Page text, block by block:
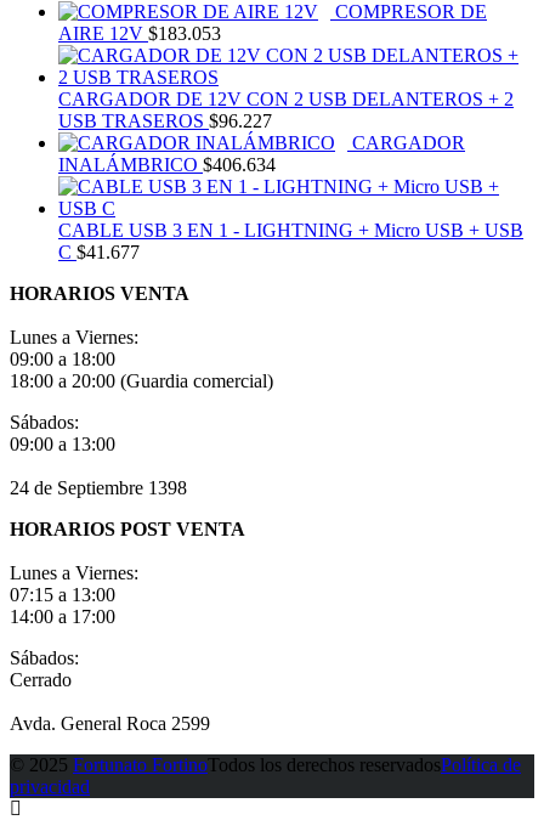
COMPRESOR DE
AIRE 12V $183.053
CARGADOR DE 12V CON 2 USB DELANTEROS + 2
USB TRASEROS $96.227
CARGADOR
INALÁMBRICO $406.634
CABLE USB 3 EN 1 - LIGHTNING + Micro USB + USB
C $41.677
HORARIOS VENTA
Lunes a Viernes:
09:00 a 18:00
18:00 a 20:00 (Guardia comercial)
Sábados:
09:00 a 13:00
24 de Septiembre 1398
HORARIOS POST VENTA
Lunes a Viernes:
07:15 a 13:00
14:00 a 17:00
Sábados:
Cerrado
Avda. General Roca 2599
© 2025 Fortunato FortinoTodos los derechos reservadosPolítica de
privacidad